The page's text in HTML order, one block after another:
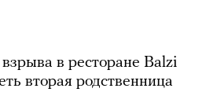
взрыва в ресторане Balzi
вторая родственница